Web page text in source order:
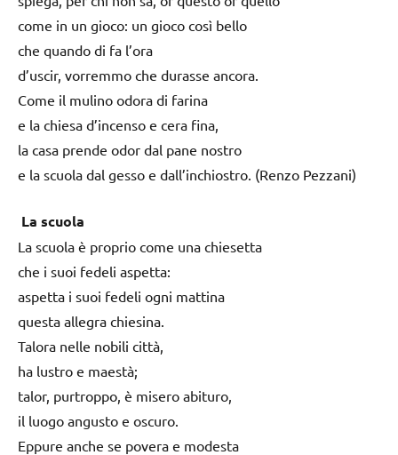
come in un gioco: un gioco così bello
che quando di fa l’ora
d’uscir, vorremmo che durasse ancora.
Come il mulino odora di farina
e la chiesa d’incenso e cera fina,
la casa prende odor dal pane nostro
e la scuola dal gesso e dall’inchiostro. (Renzo Pezzani)
La scuola
La scuola è proprio come una chiesetta
che i suoi fedeli aspetta:
aspetta i suoi fedeli ogni mattina
questa allegra chiesina.
Talora nelle nobili città,
ha lustro e maestà;
talor, purtroppo, è misero abituro,
il luogo angusto e oscuro.
Eppure anche se povera e modesta